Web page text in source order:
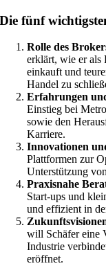
Die fünf
Rolle des
erklärt, wie er als
einkauft und
Handel zu
Erfahrungen
Einstieg bei
sowie den
Karriere.
Innovationen
Plattformen zur
Unterstützung
Praxisnahe
Start-ups und
und effizient in
will Schäfer eine
Industrie
eröffnet.